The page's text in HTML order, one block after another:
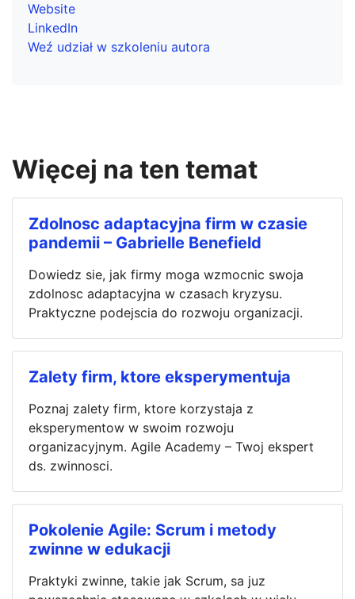
Website
LinkedIn
Weź udział w szkoleniu autora
Więcej na ten temat
Zdolnosc adaptacyjna firm w czasie
pandemii – Gabrielle Benefield
Dowiedz sie, jak firmy moga wzmocnic swoja
zdolnosc adaptacyjna w czasach kryzysu.
Praktyczne podejscia do rozwoju organizacji.
Zalety firm, ktore eksperymentuja
Poznaj zalety firm, ktore korzystaja z
eksperymentow w swoim rozwoju
organizacyjnym. Agile Academy – Twoj ekspert
ds. zwinnosci.
Pokolenie Agile: Scrum i metody
zwinne w edukacji
Praktyki zwinne, takie jak Scrum, sa juz